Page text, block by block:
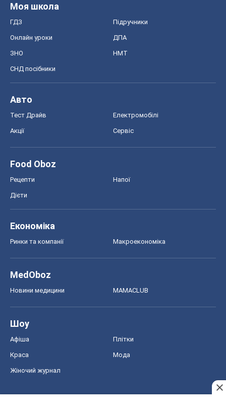
Моя школа
ГДЗ Підручники
Онлайн уроки ДПА
ЗНО НМТ
СНД посібники
Авто
Тест Драйв Електромобілі
Акції Сервіс
Food Oboz
Рецепти Напої
Дієти
Економіка
Ринки та компанії Макроекономіка
MedOboz
Новини медицини MAMACLUB
Шоу
Афіша Плітки
Краса Мода
Жіночий журнал